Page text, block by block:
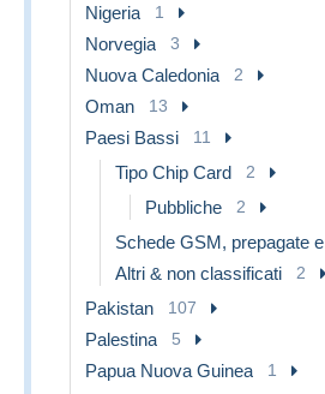
Nigeria 1
Norvegia 3
Nuova Caledonia 2
Oman 13
Paesi Bassi 11
Tipo Chip Card 2
Pubbliche 2
Schede GSM, prepagate
Altri & non classificati 2
Pakistan 107
Palestina 5
Papua Nuova Guinea 1